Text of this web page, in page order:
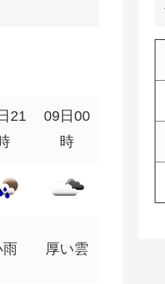
21
09日00
時
雨 厚い雲